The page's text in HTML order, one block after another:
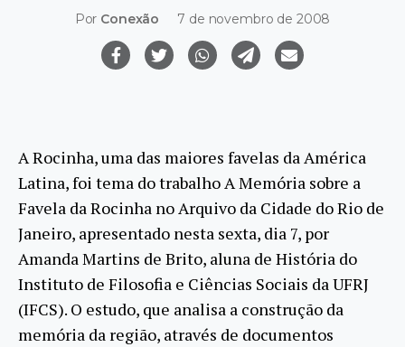
Por Conexão 7 de novembro de 2008
A Rocinha, uma das maiores favelas da América
Latina, foi tema do trabalho A Memória sobre a
Favela da Rocinha no Arquivo da Cidade do Rio de
Janeiro, apresentado nesta sexta, dia 7, por
Amanda Martins de Brito, aluna de História do
Instituto de Filosofia e Ciências Sociais da UFRJ
(IFCS). O estudo, que analisa a construção da
memória da região, através de documentos